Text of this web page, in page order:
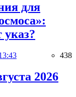
для
указ?
438
2026